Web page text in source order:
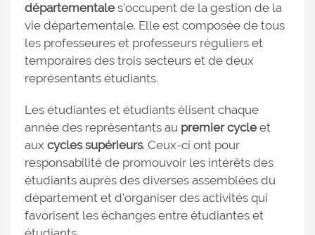
départementales’occupent de la gestion de la
vie départementale. Elle est composée de tous
les professeures et professeurs réguliers et
temporaires des trois secteurs et de deux
représentants étudiants.
Les étudiantes et étudiants élisent chaque
année des représentants au premier cycleet
aux cycles supérieurs. Ceux-ci ont pour
responsabilité de promouvoir les intérêts des
étudiants auprès des diverses assemblées du
département et d’organiser des activités qui
favorisent les échanges entre étudiantes et